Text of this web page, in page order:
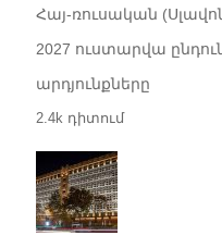
Հայ-ռուսական
2027 ուստարվա
արդյունքները
2.4k դիտում